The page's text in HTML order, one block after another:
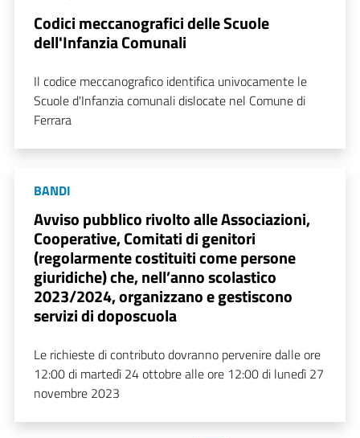
Codici meccanografici delle Scuole
dell'Infanzia Comunali
Il codice meccanografico identifica univocamente le
Scuole d'Infanzia comunali dislocate nel Comune di
Ferrara
BANDI
Avviso pubblico rivolto alle Associazioni,
Cooperative, Comitati di genitori
(regolarmente costituiti come persone
giuridiche) che, nell’anno scolastico
2023/2024, organizzano e gestiscono
servizi di doposcuola
Le richieste di contributo dovranno pervenire dalle ore
12:00 di martedì 24 ottobre alle ore 12:00 di lunedì 27
novembre 2023